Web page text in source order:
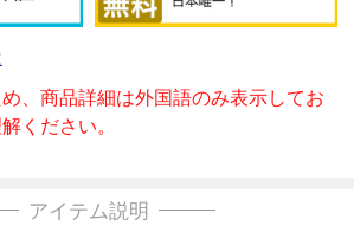
、商品詳細は外国語のみ表示してお
ください。
アイテム説明